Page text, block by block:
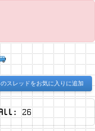
のスレッドをお気に入りに追加
26